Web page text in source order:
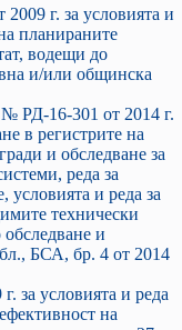
г. за условията и
планираните
водещи до
и/или общинска
РД-16-301 от 2014 г.
в регистрите на
и обследване за
реда за
условията и реда за
технически
и
БСА, бр. 4 от 2014
за условията и реда
на